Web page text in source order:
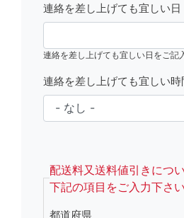
連絡を差し上げても宜しい日
連絡を差し上げても宜しい日をご記
連絡を差し上げても宜しい時
配送料又送料値引きにつ
下記の項目をご入力下さい
都道府県